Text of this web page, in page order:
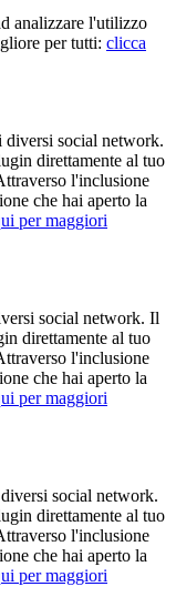
analizzare l'utilizzo
per tutti: clicca
social network.
direttamente al tuo
l'inclusione
che hai aperto la
per maggiori
social network. Il
direttamente al tuo
l'inclusione
che hai aperto la
per maggiori
social network.
direttamente al tuo
l'inclusione
che hai aperto la
per maggiori